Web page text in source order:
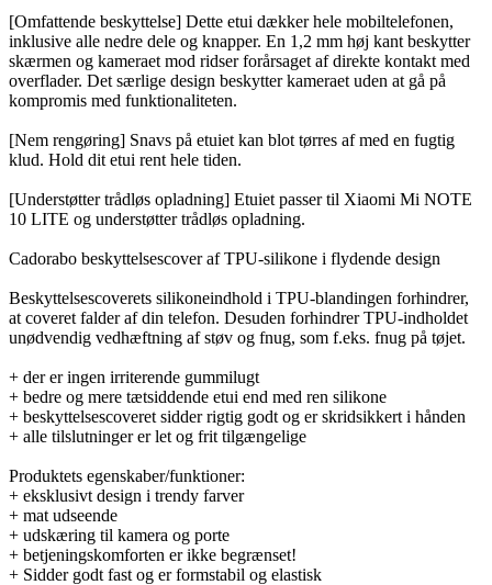
[Omfattende beskyttelse] Dette etui dækker hele mobiltelefonen,
inklusive alle nedre dele og knapper. En 1,2 mm høj kant beskytter
skærmen og kameraet mod ridser forårsaget af direkte kontakt med
overflader. Det særlige design beskytter kameraet uden at gå på
kompromis med funktionaliteten.
[Nem rengøring] Snavs på etuiet kan blot tørres af med en fugtig
klud. Hold dit etui rent hele tiden.
[Understøtter trådløs opladning] Etuiet passer til Xiaomi Mi NOTE
10 LITE og understøtter trådløs opladning.
Cadorabo beskyttelsescover af TPU-silikone i flydende design
Beskyttelsescoverets silikoneindhold i TPU-blandingen forhindrer,
at coveret falder af din telefon. Desuden forhindrer TPU-indholdet
unødvendig vedhæftning af støv og fnug, som f.eks. fnug på tøjet.
+ der er ingen irriterende gummilugt
+ bedre og mere tætsiddende etui end med ren silikone
+ beskyttelsescoveret sidder rigtig godt og er skridsikkert i hånden
+ alle tilslutninger er let og frit tilgængelige
Produktets egenskaber/funktioner:
+ eksklusivt design i trendy farver
+ mat udseende
+ udskæring til kamera og porte
+ betjeningskomforten er ikke begrænset!
+ Sidder godt fast og er formstabil og elastisk